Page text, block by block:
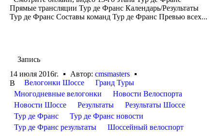
Прямые трансляции Тур де Франс Календарь/Результаты
Тур де Франс Составы команд Тур де Франс Превью всех...
Запись
14 июля 2016г.
Автор: cmsmasters
В
Велогонки Шоссе
Гранд Туры
Многодневные велогонки
Новости Велоспорта
Новости Шоссе
Результаты
Результаты Шоссе
Тур де Франс
Тур де Франс новости
Тур де Франс результаты
Шоссейный велоспорт